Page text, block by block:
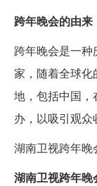
跨年晚会的由来
跨年晚会是一
家，随着全球
地，包括中国
办，以吸引观众
湖南卫视跨年晚
湖南卫视跨年晚